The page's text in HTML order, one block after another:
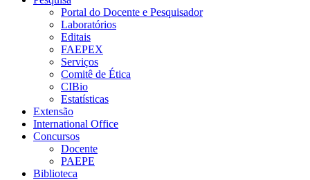
Portal do Docente e Pesquisador
Laboratórios
Editais
FAEPEX
Serviços
Comitê de Ética
CIBio
Estatísticas
Extensão
International Office
Concursos
Docente
PAEPE
Biblioteca